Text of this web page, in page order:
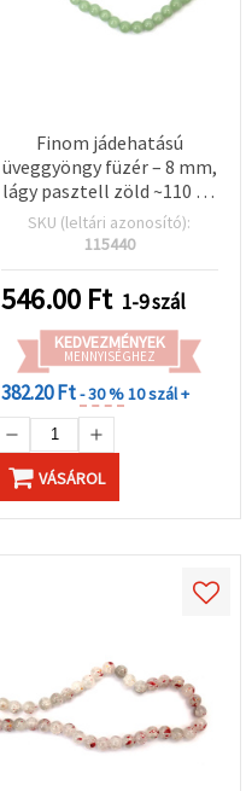
Finom jádehatású
üveggyöngy füzér – 8 mm,
lágy pasztell zöld ~110 db
– ékszerkészítéshez,
gyöngyfűzéshez és
SKU (leltári azonosító):
115440
546.00 Ft 1-9 szál
KEDVEZMÉNYEK
MENNYISÉGHEZ
382.20 Ft- 30 %10 szál +
VÁSÁROL